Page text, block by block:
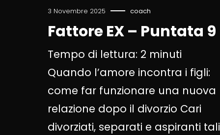
3 Novembre 2025 coach
Fattore EX – Puntata 9
Tempo di lettura: 2 minuti
Quando l’amore incontra i figli:
come far funzionare una nuova
relazione dopo il divorzio Cari
divorziati, separati e aspiranti